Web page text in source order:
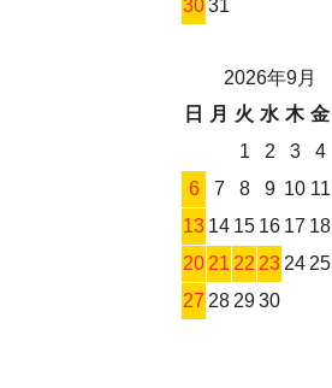
3031
2026年9月
日
月 火 水 木 金
1
2 3 4
6
7 8 9 10 11
13 14 15 16 17 18
20 21 22 23 24 25
27 28 2930